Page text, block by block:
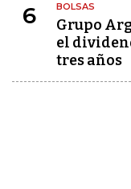
6 BOLSAS
Grupo
el
tres años